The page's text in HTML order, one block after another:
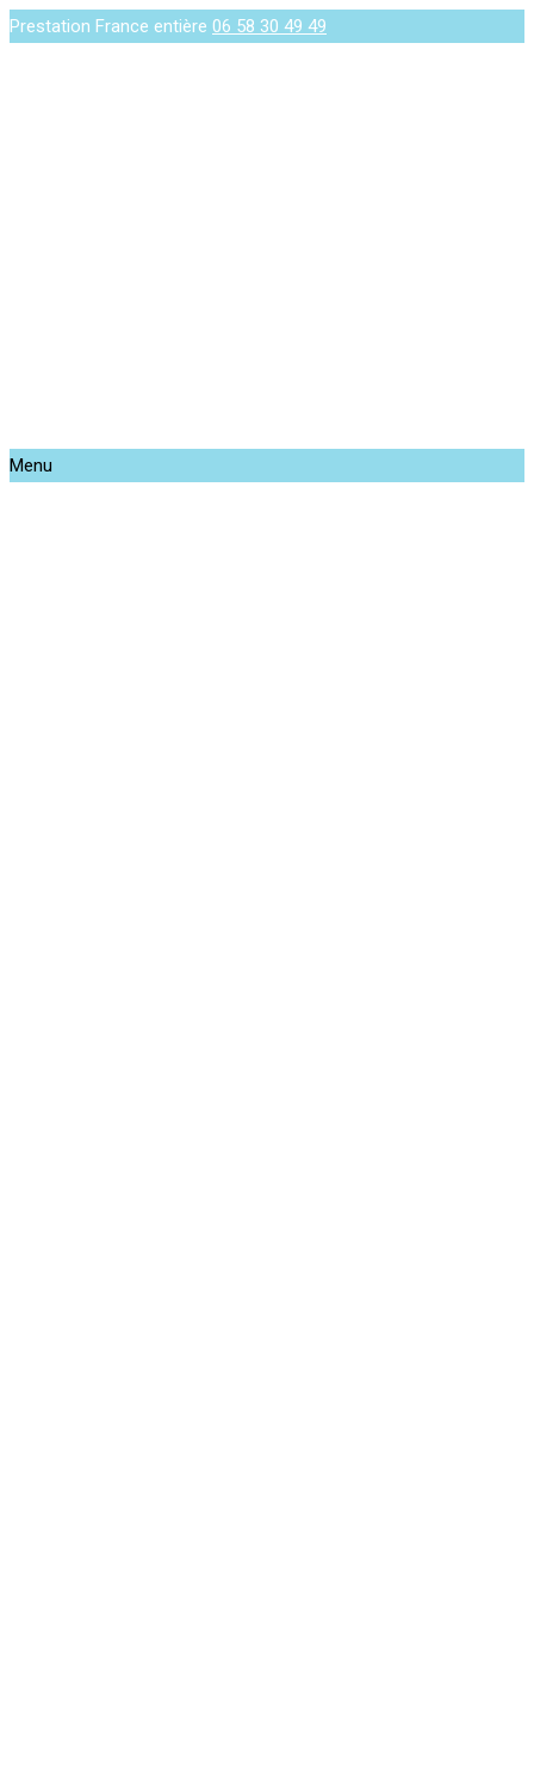
Prestation France entière 06 58 30 49 49
Menu